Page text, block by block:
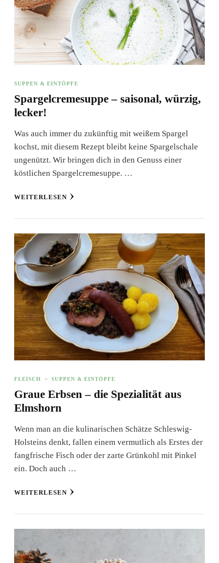
SUPPEN & EINTÖPFE
Spargelcremesuppe – saisonal, würzig,
lecker!
Was auch immer du zukünftig mit weißem Spargel
kochst, mit diesem Rezept bleibt keine Spargelschale
ungenützt. Wir bringen dich in den Genuss einer
köstlichen Spargelcremesuppe. …
WEITERLESEN
FLEISCH SUPPEN & EINTÖPFE
Graue Erbsen – die Spezialität aus
Elmshorn
Wenn man an die kulinarischen Schätze Schleswig-
Holsteins denkt, fallen einem vermutlich als Erstes der
fangfrische Fisch oder der zarte Grünkohl mit Pinkel
ein. Doch auch …
WEITERLESEN